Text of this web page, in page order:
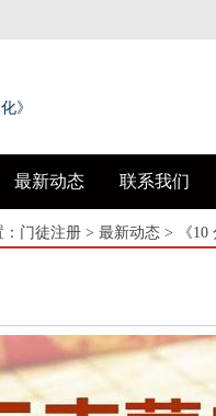
》
最新动态 联系我们
门徒注册 > 最新动态 > 《10